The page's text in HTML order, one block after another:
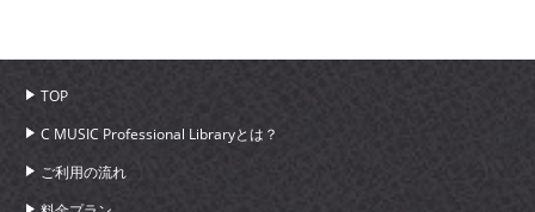
TOP
C MUSIC Professional Libraryとは？
ご利用の流れ